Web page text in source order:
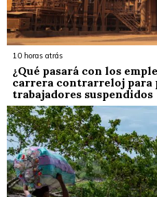
10 horas atrás
¿Qué pasará con los
carrera contrarreloj para
trabajadores suspendidos